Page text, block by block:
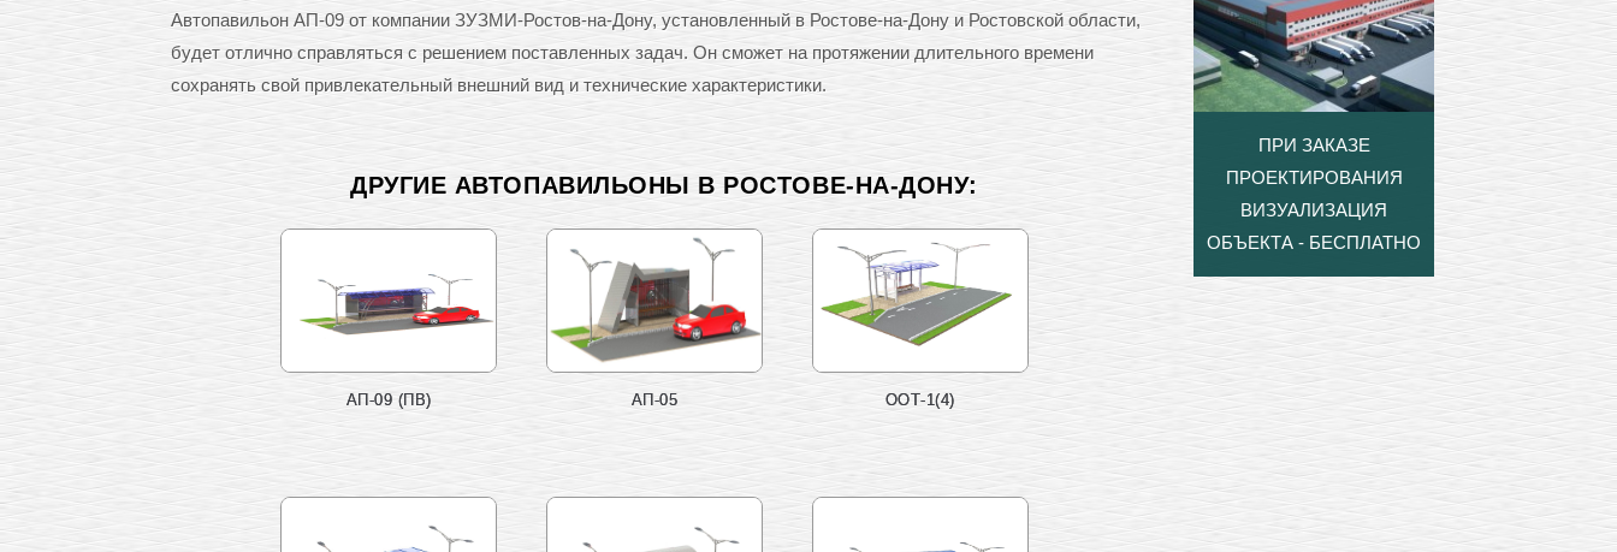
Автопавильон АП-09 от компании ЗУЗМИ-Ростов-на-Дону, установленный в Ростове-на-Дону и Ростовской области,
будет отлично справляться с решением поставленных задач. Он сможет на протяжении длительного времени
сохранять свой привлекательный внешний вид и технические характеристики.
ДРУГИЕ АВТОПАВИЛЬОНЫ В РОСТОВЕ-НА-ДОНУ:
АП-09 (ПВ) АП-05 ООТ-1(4)
ПРИ ЗАКАЗЕ
ПРОЕКТИРОВАНИЯ
ВИЗУАЛИЗАЦИЯ
ОБЪЕКТА - БЕСПЛАТНО